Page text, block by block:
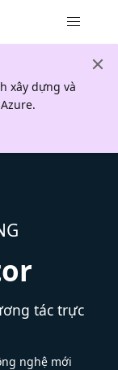
xây dựng và
tác trực
nghệ mới